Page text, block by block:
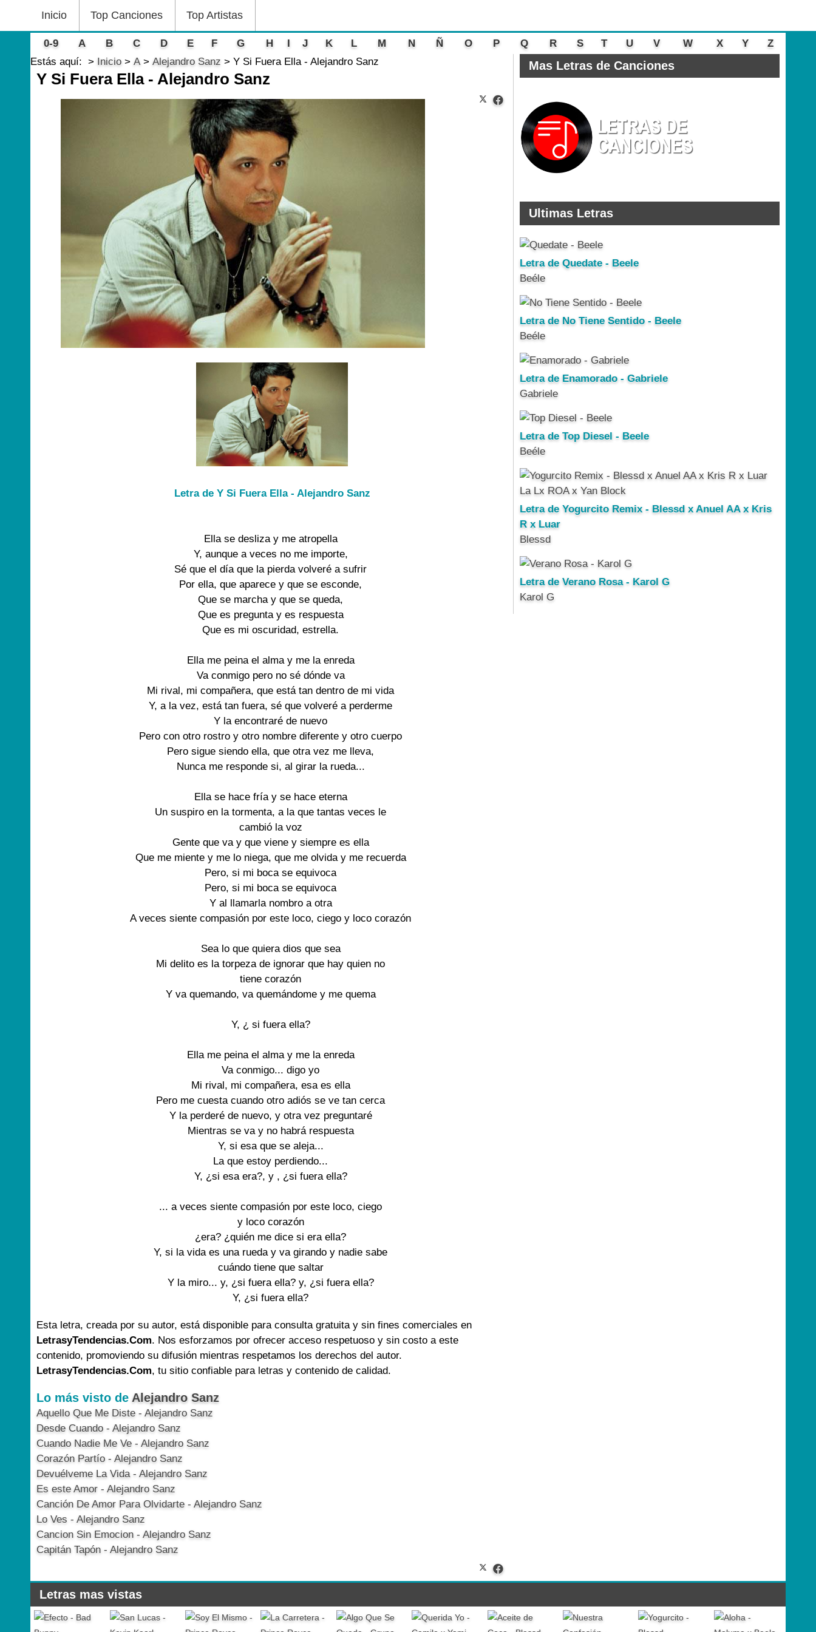
Inicio Top Canciones Top Artistas
0-9 A B C D E F G H I J K L M N Ñ O P Q R S T U V W X Y
Z
Estás aquí:
Inicio A Alejandro Sanz Y Si Fuera Ella - Alejandro Sanz
Y Si Fuera Ella - Alejandro Sanz
Letra de Y Si Fuera Ella - Alejandro Sanz
Ella se desliza y me atropella
Y, aunque a veces no me importe,
Sé que el día que la pierda volveré a sufrir
Por ella, que aparece y que se esconde,
Que se marcha y que se queda,
Que es pregunta y es respuesta
Que es mi oscuridad, estrella.
Ella me peina el alma y me la enreda
Va conmigo pero no sé dónde va
Mi rival, mi compañera, que está tan dentro de mi vida
Y, a la vez, está tan fuera, sé que volveré a perderme
Y la encontraré de nuevo
Pero con otro rostro y otro nombre diferente y otro cuerpo
Pero sigue siendo ella, que otra vez me lleva,
Nunca me responde si, al girar la rueda...
Ella se hace fría y se hace eterna
Un suspiro en la tormenta, a la que tantas veces le
cambió la voz
Gente que va y que viene y siempre es ella
Que me miente y me lo niega, que me olvida y me recuerda
Pero, si mi boca se equivoca
Pero, si mi boca se equivoca
Y al llamarla nombro a otra
A veces siente compasión por este loco, ciego y loco corazón
Sea lo que quiera dios que sea
Mi delito es la torpeza de ignorar que hay quien no
tiene corazón
Y va quemando, va quemándome y me quema
Y, ¿ si fuera ella?
Ella me peina el alma y me la enreda
Va conmigo... digo yo
Mi rival, mi compañera, esa es ella
Pero me cuesta cuando otro adiós se ve tan cerca
Y la perderé de nuevo, y otra vez preguntaré
Mientras se va y no habrá respuesta
Y, si esa que se aleja...
La que estoy perdiendo...
Y, ¿si esa era?, y , ¿si fuera ella?
... a veces siente compasión por este loco, ciego
y loco corazón
¿era? ¿quién me dice si era ella?
Y, si la vida es una rueda y va girando y nadie sabe
cuándo tiene que saltar
Y la miro... y, ¿si fuera ella? y, ¿si fuera ella?
Y, ¿si fuera ella?
Esta letra, creada por su autor, está disponible para consulta gratuita y sin fines comerciales en
LetrasyTendencias.Com. Nos esforzamos por ofrecer acceso respetuoso y sin costo a este
contenido, promoviendo su difusión mientras respetamos los derechos del autor.
LetrasyTendencias.Com, tu sitio confiable para letras y contenido de calidad.
Lo más visto de Alejandro Sanz
Aquello Que Me Diste - Alejandro Sanz
Desde Cuando - Alejandro Sanz
Cuando Nadie Me Ve - Alejandro Sanz
Corazón Partío - Alejandro Sanz
Devuélveme La Vida - Alejandro Sanz
Es este Amor - Alejandro Sanz
Canción De Amor Para Olvidarte - Alejandro Sanz
Lo Ves - Alejandro Sanz
Cancion Sin Emocion - Alejandro Sanz
Capitán Tapón - Alejandro Sanz
Mas Letras de Canciones
Ultimas Letras
Letra de Quedate - Beele
Beéle
Letra de No Tiene Sentido - Beele
Beéle
Letra de Enamorado - Gabriele
Gabriele
Letra de Top Diesel - Beele
Beéle
Letra de Yogurcito Remix - Blessd x Anuel AA x Kris
R x Luar
Blessd
Letra de Verano Rosa - Karol G
Karol G
Letras mas vistas